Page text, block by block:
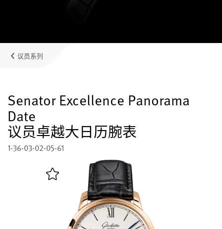
我的账户
售后服务
国际质保, 保养, 修复工作室
联系方式
与我们取得联系
English Deutsch
议员系列
Senator Excellence Panorama
Date
议员卓越大日历腕表
1-36-03-02-05-61